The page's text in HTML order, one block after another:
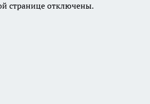
странице отключены.